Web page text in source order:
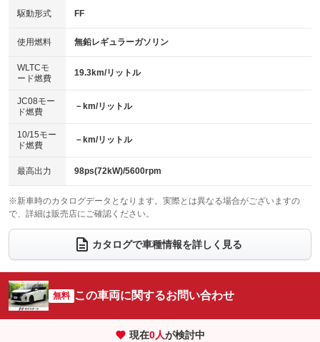
USB入力端子
：装備あり
100V電源
：装備なし
センターデフロック
：装備なし
電動格納ミラー
：装備あり
HID(キセノンライト)
：装備なし
バックカメラ
：装備あり
エアロ
：装備なし
：装備なし
パワーシート
ベンチシート
：装備なし
チップアップシート
：装備なし
：装備なし ：装備なし
ウォークスルー
：装備あり
電動リアゲート フロントカメラ
：装備あり
：装備なし ：装備あり
サイドカメラ
：装備あり ルーフレール
：装備なし
：装備なし
：装備なし
駆動形式 FF
使用燃料 無鉛レギュラーガソリン
WLTCモ
ード燃費
19.3km/リットル
JC08モー
ド燃費
－km/リットル
10/15モー
ド燃費
－km/リットル
最高出力 98ps(72kW)/5600rpm
※新車時のカタログデータとなります。実際とは異なる場合がございますの
で、詳細は販売店にご確認ください。
カタログで車種情報を詳しく見る
無料 この車両に関するお問い合わせ
現在0人が検討中